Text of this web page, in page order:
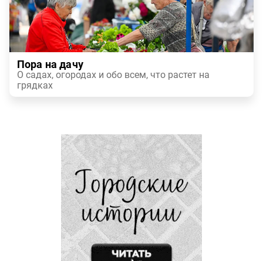
Пора на дачу
О садах, огородах и обо всем, что растет на
грядках